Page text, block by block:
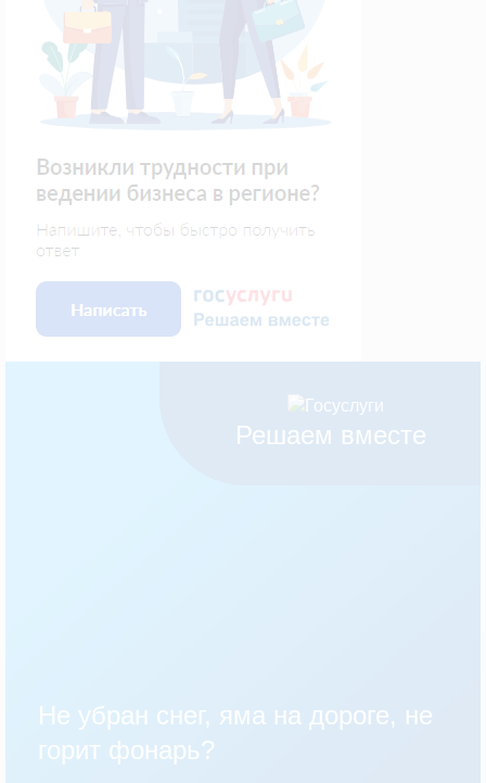
Решаем вместе
Не убран снег, яма на дороге, не
горит фонарь?